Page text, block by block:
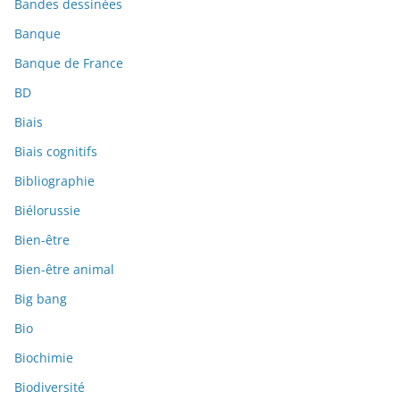
Bandes dessinées
Banque
Banque de France
BD
Biais
Biais cognitifs
Bibliographie
Biélorussie
Bien-être
Bien-être animal
Big bang
Bio
Biochimie
Biodiversité